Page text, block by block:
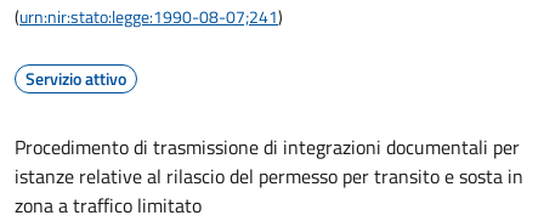
(urn:nir:stato:legge:1990-08-07;241)
Servizio attivo
Procedimento di trasmissione di integrazioni documentali per
istanze relative al rilascio del permesso per transito e sosta in
zona a traffico limitato